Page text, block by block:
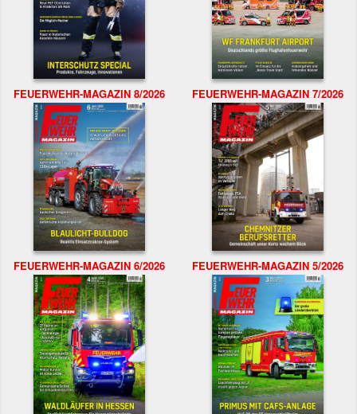
FEUERWEHR-MAGAZIN 8/2026 FEUERWEHR-MAGAZIN 7/2026
FEUERWEHR-MAGAZIN 6/2026 FEUERWEHR-MAGAZIN 5/2026